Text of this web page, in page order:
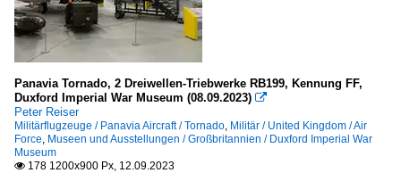
Panavia Tornado, 2 Dreiwellen-Triebwerke RB199, Kennung FF,
Duxford Imperial War Museum (08.09.2023) 
Peter Reiser
Militärflugzeuge / Panavia Aircraft / Tornado Militär / United Kingdom / Air
Force Museen und Ausstellungen / Großbritannien / Duxford Imperial War
Museum
 178 1200x900 Px, 12.09.2023